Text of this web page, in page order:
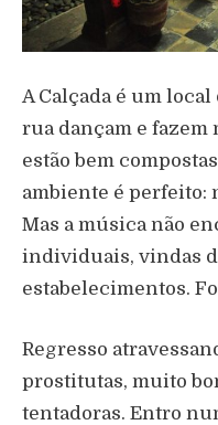
A Calçada é um
rua dançam e fazem
estão bem
ambiente é perfeito:
Mas a música não
individuais, vindas
estabelecimentos.
Regresso
prostitutas, muito
tentadoras. Entro